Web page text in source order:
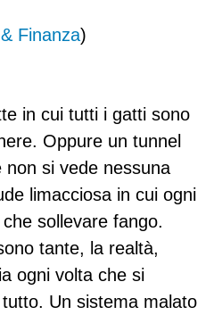
Finanza)
in cui tutti i gatti sono
Oppure un tunnel
non si vede nessuna
limacciosa in cui ogni
sollevare fango.
tante, la realtà,
ogni volta che si
Un sistema malato